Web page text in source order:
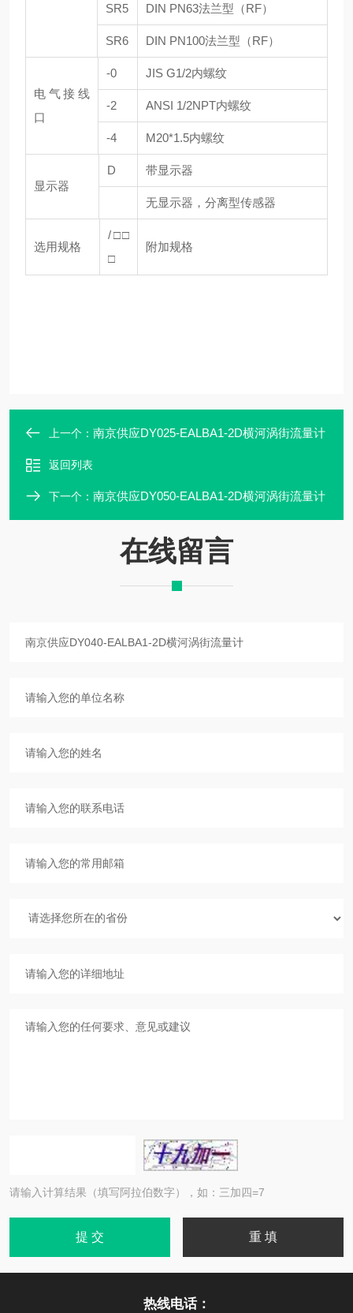
SR5 DIN PN63法兰型（RF）
SR6 DIN PN100法兰型（RF）
电气接线
口
-0 JIS G1/2内螺纹
-2 ANSI 1/2NPT内螺纹
-4 M20*1.5内螺纹
显示器
D 带显示器
无显示器，分离型传感器
选用规格
/□□
□
附加规格
上一个： 南京供应DY025-EALBA1-2D横河涡街流量计
返回列表
下一个： 南京供应DY050-EALBA1-2D横河涡街流量计
在线留言
请输入计算结果（填写阿拉伯数字），如：三加四=7
热线电话：